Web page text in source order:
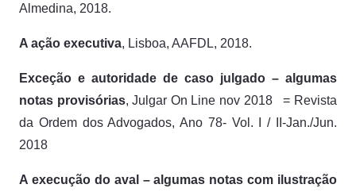
Almedina, 2018.
A ação executiva, Lisboa, AAFDL, 2018.
Exceção e autoridade de caso julgado – algumas
notas provisórias,Julgar On Line nov 2018= Revista
da Ordem dos Advogados, Ano 78- Vol. I / II-Jan./Jun.
2018
A execução do aval – algumas notas com ilustração